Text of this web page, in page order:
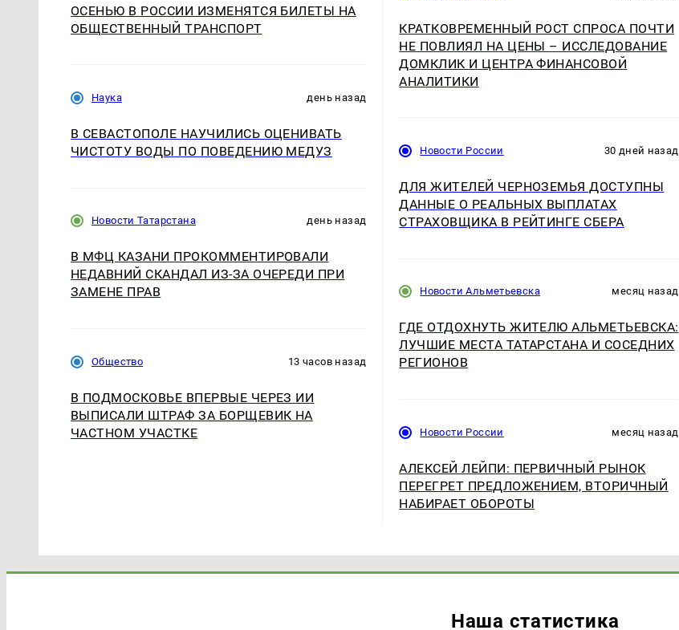
ОСЕНЬЮ В РОССИИ ИЗМЕНЯТСЯ БИЛЕТЫ НА
ОБЩЕСТВЕННЫЙ ТРАНСПОРТ
Наука день назад
В СЕВАСТОПОЛЕ НАУЧИЛИСЬ ОЦЕНИВАТЬ
ЧИСТОТУ ВОДЫ ПО ПОВЕДЕНИЮ МЕДУЗ
Новости Татарстана день назад
В МФЦ КАЗАНИ ПРОКОММЕНТИРОВАЛИ
НЕДАВНИЙ СКАНДАЛ ИЗ-ЗА ОЧЕРЕДИ ПРИ
ЗАМЕНЕ ПРАВ
Общество 13 часов назад
В ПОДМОСКОВЬЕ ВПЕРВЫЕ ЧЕРЕЗ ИИ
ВЫПИСАЛИ ШТРАФ ЗА БОРЩЕВИК НА
ЧАСТНОМ УЧАСТКЕ
КРАТКОВРЕМЕННЫЙ РОСТ СПРОСА ПОЧТИ
НЕ ПОВЛИЯЛ НА ЦЕНЫ – ИССЛЕДОВАНИЕ
ДОМКЛИК И ЦЕНТРА ФИНАНСОВОЙ
АНАЛИТИКИ
Новости России 30 дней назад
ДЛЯ ЖИТЕЛЕЙ ЧЕРНОЗЕМЬЯ ДОСТУПНЫ
ДАННЫЕ О РЕАЛЬНЫХ ВЫПЛАТАХ
СТРАХОВЩИКА В РЕЙТИНГЕ СБЕРА
Новости Альметьевска месяц назад
ГДЕ ОТДОХНУТЬ ЖИТЕЛЮ АЛЬМЕТЬЕВСКА:
ЛУЧШИЕ МЕСТА ТАТАРСТАНА И СОСЕДНИХ
РЕГИОНОВ
Новости России месяц назад
АЛЕКСЕЙ ЛЕЙПИ: ПЕРВИЧНЫЙ РЫНОК
ПЕРЕГРЕТ ПРЕДЛОЖЕНИЕМ, ВТОРИЧНЫЙ
НАБИРАЕТ ОБОРОТЫ
Наша статистика